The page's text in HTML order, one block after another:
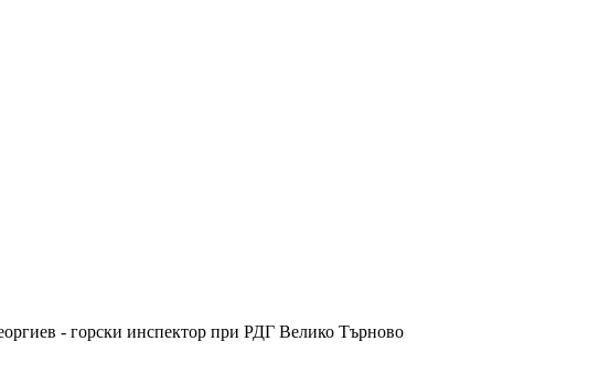
- горски инспектор при РДГ Велико Търново